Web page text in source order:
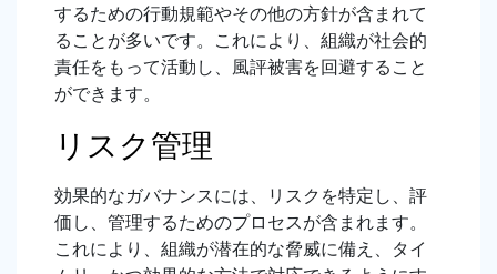
するための行動規範やその他の方針が含まれて
ることが多いです。これにより、組織が社会的
責任をもって活動し、風評被害を回避すること
ができます。
リスク管理
効果的なガバナンスには、リスクを特定し、評
価し、管理するためのプロセスが含まれます。
これにより、組織が潜在的な脅威に備え、タイ